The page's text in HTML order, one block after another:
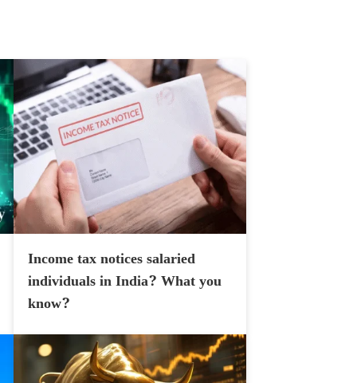
Income tax notices salaried
individuals in India? What you
know?